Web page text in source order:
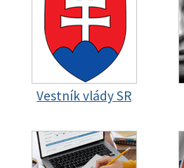
Vestník vlády SR